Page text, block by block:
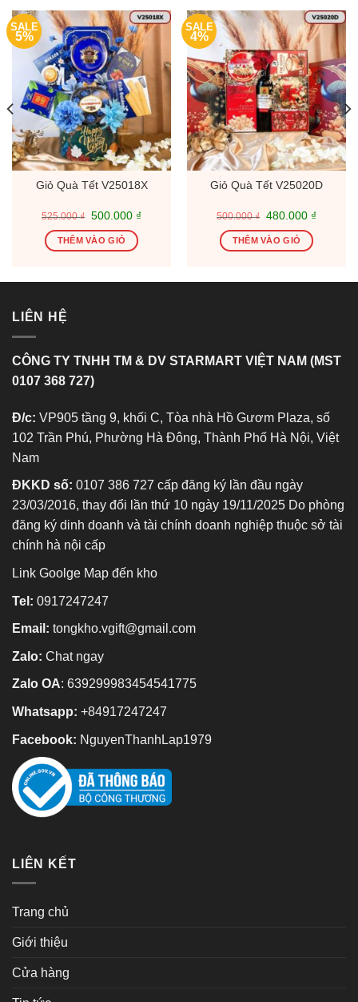
SALE
5%
Giỏ Quà Tết V25018X
525.000₫
Giá
là:
525.000 ₫.
500.000 ₫Giá
THÊM VÀO GIỎ
SALE
4%
Giỏ Quà Tết V25020D
500.000₫
Giá
là:
500.000 ₫.
480.000 ₫Giá
THÊM VÀO GIỎ
LIÊN HỆ
CÔNG TY TNHH TM & DV STARMART VIỆT NAM (MST
0107 368 727)
Đ/c: VP905 tầng 9, khối C, Tòa nhà Hồ Gươm Plaza, số
102 Trần Phú, Phường Hà Đông, Thành Phố Hà Nội, Việt
Nam
ĐKKD số: 0107 386 727 cấp đăng ký lần đầu ngày
23/03/2016, thay đổi lần thứ 10 ngày 19/11/2025 Do phòng
đăng ký dinh doanh và tài chính doanh nghiệp thuộc sở tài
chính hà nội cấp
Link Goolge Map đến kho
Tel: 0917247247
Email: tongkho.vgift@gmail.com
Zalo: Chat ngay
Zalo OA: 639299983454541775
Whatsapp: +84917247247
Facebook: NguyenThanhLap1979
LIÊN KẾT
Trang chủ
Giới thiệu
Cửa hàng